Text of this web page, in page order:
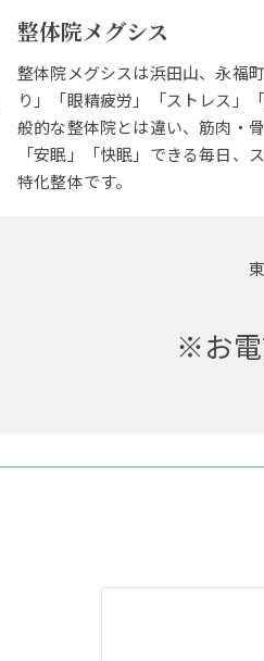
整体院メグシス
整体院メグシスは浜田山、永福
り」「眼精疲労」「ストレス」
般的な整体院とは違い、筋肉・
「安眠」「快眠」できる毎日
特化整体です。
※お電